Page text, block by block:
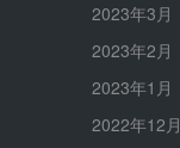
2023年3月
2023年2月
2023年1月
2022年12月